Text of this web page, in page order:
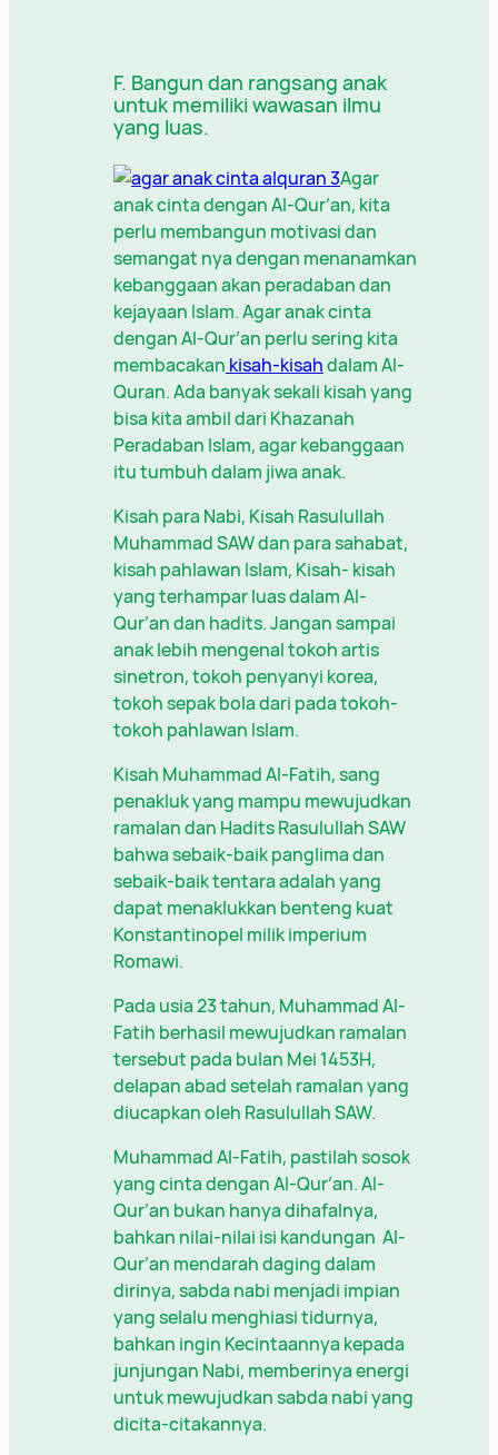
F. Bangun dan rangsang anak
untuk memiliki wawasan ilmu
yang luas.
Agar
anak cinta dengan Al-Qur’an, kita
perlu membangun motivasi dan
semangat nya dengan menanamkan
kebanggaan akan peradaban dan
kejayaan Islam. Agar anak cinta
dengan Al-Qur’an perlu sering kita
membacakan kisah-kisahdalam Al-
Quran. Ada banyak sekali kisah yang
bisa kita ambil dari Khazanah
Peradaban Islam, agar kebanggaan
itu tumbuh dalam jiwa anak.
Kisah para Nabi, Kisah Rasulullah
Muhammad SAW dan para sahabat,
kisah pahlawan Islam, Kisah- kisah
yang terhampar luas dalam Al-
Qur’an dan hadits. Jangan sampai
anak lebih mengenal tokoh artis
sinetron, tokoh penyanyi korea,
tokoh sepak bola dari pada tokoh-
tokoh pahlawan Islam.
Kisah Muhammad Al-Fatih, sang
penakluk yang mampu mewujudkan
ramalan dan Hadits Rasulullah SAW
bahwa sebaik-baik panglima dan
sebaik-baik tentara adalah yang
dapat menaklukkan benteng kuat
Konstantinopel milik imperium
Romawi.
Pada usia 23 tahun, Muhammad Al-
Fatih berhasil mewujudkan ramalan
tersebut pada bulan Mei 1453H,
delapan abad setelah ramalan yang
diucapkan oleh Rasulullah SAW.
Muhammad Al-Fatih, pastilah sosok
yang cinta dengan Al-Qur’an. Al-
Qur’an bukan hanya dihafalnya,
bahkan nilai-nilai isi kandungan Al-
Qur’an mendarah daging dalam
dirinya, sabda nabi menjadi impian
yang selalu menghiasi tidurnya,
bahkan ingin Kecintaannya kepada
junjungan Nabi, memberinya energi
untuk mewujudkan sabda nabi yang
dicita-citakannya.